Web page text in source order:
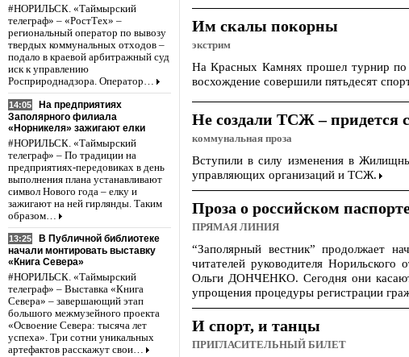
#НОРИЛЬСК. «Таймырский
телеграф» – «РостТех» –
региональный оператор по вывозу
твердых коммунальных отходов –
подало в краевой арбитражный суд
иск к управлению
Росприроднадзора. Оператор…
14:05
На предприятиях
Заполярного филиала
«Норникеля» зажигают елки
#НОРИЛЬСК. «Таймырский
телеграф» – По традиции на
предприятиях-передовиках в день
выполнения плана устанавливают
символ Нового года – елку и
зажигают на ней гирлянды. Таким
образом…
13:25
В Публичной библиотеке
начали монтировать выставку
«Книга Севера»
#НОРИЛЬСК. «Таймырский
телеграф» – Выставка «Книга
Севера» – завершающий этап
большого межмузейного проекта
«Освоение Севера: тысяча лет
успеха». Три сотни уникальных
артефактов расскажут свои…
Им скалы покорны
экстрим
На Красных Камнях прошел турнир по
восхождение совершили пятьдесят
Не создали ТСЖ – придется
коммунальная проза
Вступили в силу изменения в
управляющих организаций и ТСЖ.
Проза о российском
ПРЯМАЯ ЛИНИЯ
“Заполярный вестник” продолжает
читателей руководителя
Ольги ДОНЧЕНКО. Сегодня они
упрощения процедуры регистрации
И спорт, и танцы
ПРИГЛАСИТЕЛЬНЫЙ БИЛЕТ